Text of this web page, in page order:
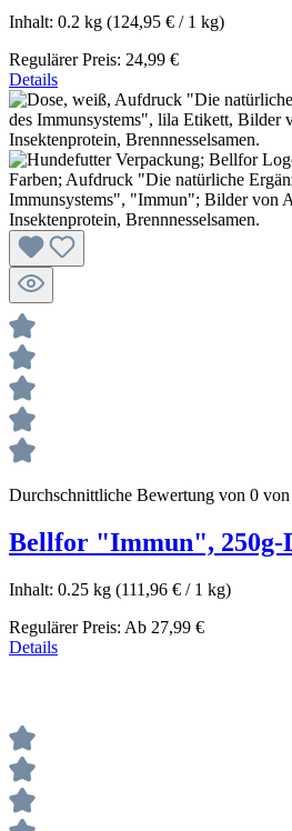
Inhalt: 0.2 kg (124,95 € / 1 kg)
Regulärer Preis: 24,99 €
Details
Durchschnittliche Bewertung von 0 von
Bellfor "Immun", 250g-
Inhalt: 0.25 kg (111,96 € / 1 kg)
Regulärer Preis: Ab 27,99 €
Details